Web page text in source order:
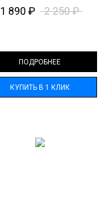
1 890 ₽ 2 250₽
ПОДРОБНЕЕ
КУПИТЬ В 1 КЛИК